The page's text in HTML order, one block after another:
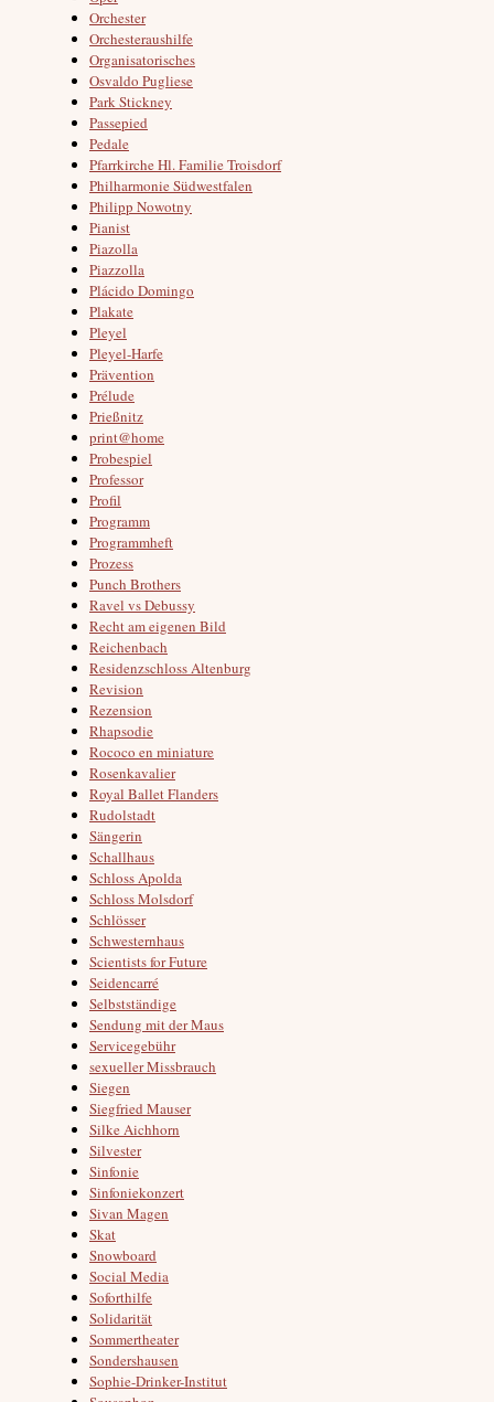
Orchester
Orchesteraushilfe
Organisatorisches
Osvaldo Pugliese
Park Stickney
Passepied
Pedale
Pfarrkirche Hl. Familie Troisdorf
Philharmonie Südwestfalen
Philipp Nowotny
Pianist
Piazolla
Piazzolla
Plácido Domingo
Plakate
Pleyel
Pleyel-Harfe
Prävention
Prélude
Prießnitz
print@home
Probespiel
Professor
Profil
Programm
Programmheft
Prozess
Punch Brothers
Ravel vs Debussy
Recht am eigenen Bild
Reichenbach
Residenzschloss Altenburg
Revision
Rezension
Rhapsodie
Rococo en miniature
Rosenkavalier
Royal Ballet Flanders
Rudolstadt
Sängerin
Schallhaus
Schloss Apolda
Schloss Molsdorf
Schlösser
Schwesternhaus
Scientists for Future
Seidencarré
Selbstständige
Sendung mit der Maus
Servicegebühr
sexueller Missbrauch
Siegen
Siegfried Mauser
Silke Aichhorn
Silvester
Sinfonie
Sinfoniekonzert
Sivan Magen
Skat
Snowboard
Social Media
Soforthilfe
Solidarität
Sommertheater
Sondershausen
Sophie-Drinker-Institut